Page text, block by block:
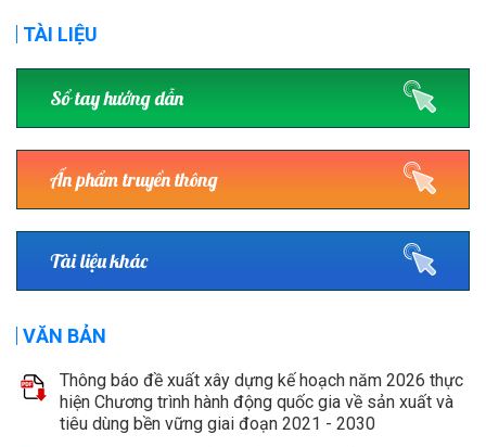
TÀI LIỆU
Sổ tay hướng dẫn
Ấn phẩm truyền thông
Tài liệu khác
VĂN BẢN
Thông báo đề xuất xây dựng kế hoạch năm 2026 thực
hiện Chương trình hành động quốc gia về sản xuất và
tiêu dùng bền vững giai đoạn 2021 - 2030